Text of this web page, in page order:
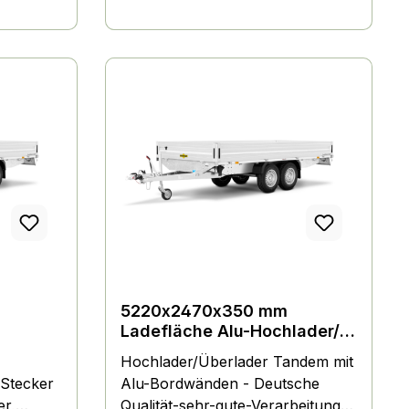
bei
sich
5220x2470x350 mm
Ladefläche Alu-Hochlader/
Überlader Tandem Normal
und tiefergelegt
Hochlader/Überlader Tandem mit
Alu-Bordwänden - Deutsche